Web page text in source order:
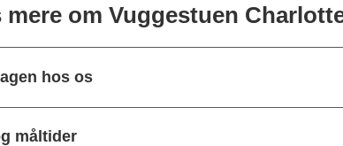
om Vuggestuen
hos os
måltider